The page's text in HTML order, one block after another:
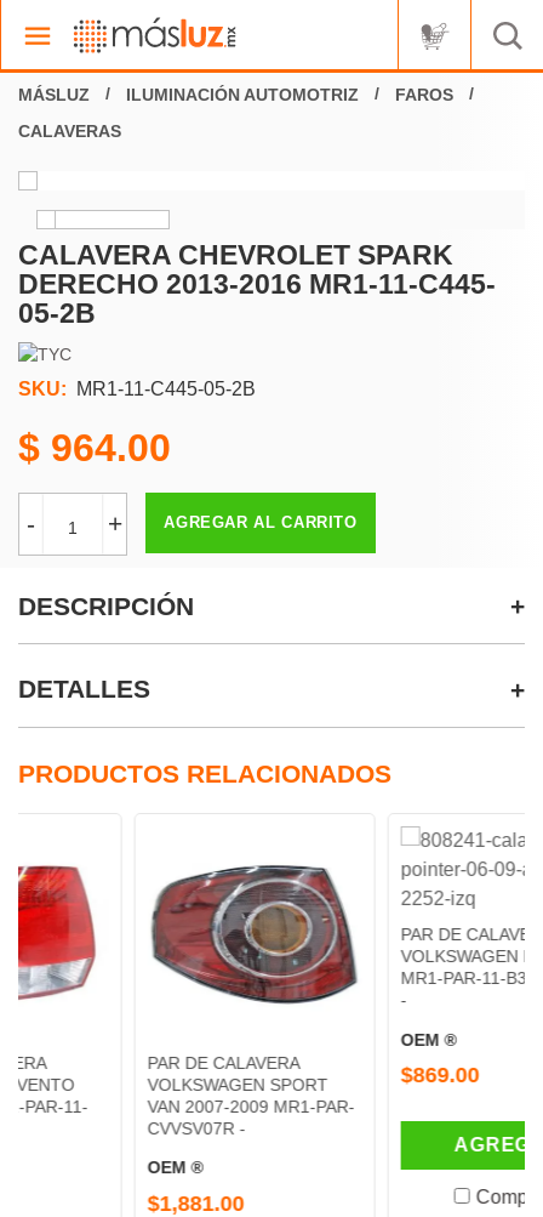
ILUMINACIÓN AUTOMOTRIZ
FAROS
CALAVERAS
CALAVERA CHEVROLET SPARK
DERECHO 2013-2016 MR1-11-C445-
05-2B
SKU: MR1-11-C445-05-2B
964.00
- + AGREGAR AL CARRITO
DESCRIPCIÓN
DETALLES
PRODUCTOS RELACIONADOS
PAR DE CALAVERA
VOLKSWAGEN SPORT
VAN 2007-2009 MR1-PAR-
CVVSV07R -
$1,881.00
PAR DE CALAVERA
VOLKSWAGEN POINTER -
MR1-PAR-11-B3270015B3
-
$869.00
AGREGAR
Comparar